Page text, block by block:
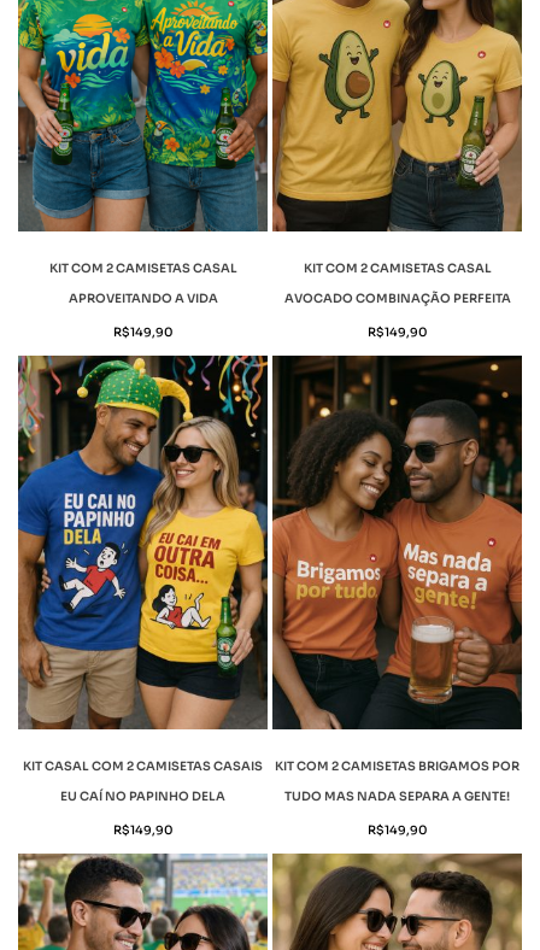
KIT COM 2 CAMISETAS CASAL
APROVEITANDO A VIDA
R$149,90
KIT COM 2 CAMISETAS CASAL
AVOCADO COMBINAÇÃO PERFEITA
R$149,90
KIT CASAL COM 2 CAMISETAS CASAIS
EU CAÍ NO PAPINHO DELA
R$149,90
KIT COM 2 CAMISETAS BRIGAMOS POR
TUDO MAS NADA SEPARA A GENTE!
R$149,90